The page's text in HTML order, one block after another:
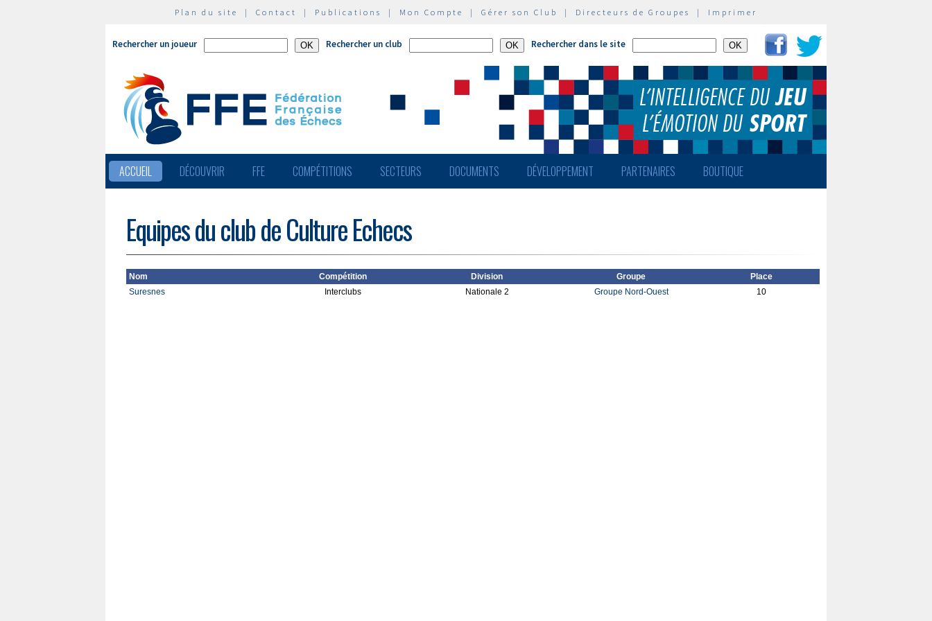
Plan du site | Contact | Publications | Mon Compte | Gérer son Club | Directeurs de Groupes | Imprimer
Rechercher un joueur Rechercher un club Rechercher dans le site
ACCUEIL DÉCOUVRIR FFE COMPÉTITIONS SECTEURS DOCUMENTS DÉVELOPPEMENT PARTENAIRES BOUTIQUE
Equipes du club de Culture Echecs
Nom Compétition Division Groupe
Place
Suresnes
Interclubs Nationale 2 Groupe Nord-Ouest 10